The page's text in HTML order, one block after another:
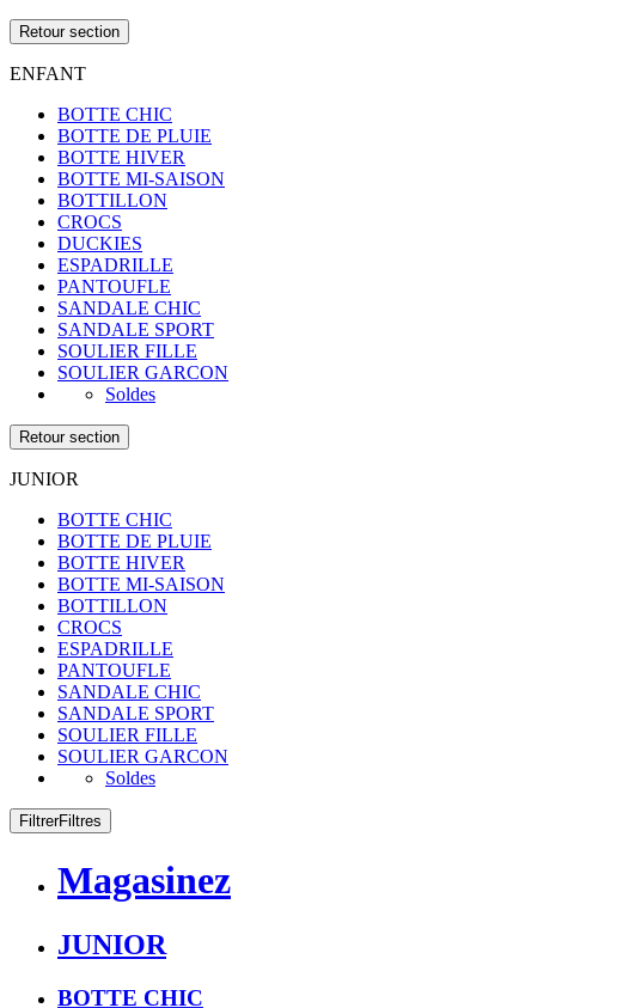
Retour section
ENFANT
BOTTE CHIC
BOTTE DE PLUIE
BOTTE HIVER
BOTTE MI-SAISON
BOTTILLON
CROCS
DUCKIES
ESPADRILLE
PANTOUFLE
SANDALE CHIC
SANDALE SPORT
SOULIER FILLE
SOULIER GARCON
Soldes
Retour section
JUNIOR
BOTTE CHIC
BOTTE DE PLUIE
BOTTE HIVER
BOTTE MI-SAISON
BOTTILLON
CROCS
ESPADRILLE
PANTOUFLE
SANDALE CHIC
SANDALE SPORT
SOULIER FILLE
SOULIER GARCON
Soldes
FiltrerFiltres
Magasinez
JUNIOR
BOTTE CHIC